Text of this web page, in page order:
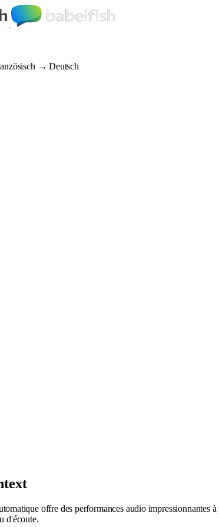
→ Deutsch
offre des performances audio impressionnantes
d'écoute.